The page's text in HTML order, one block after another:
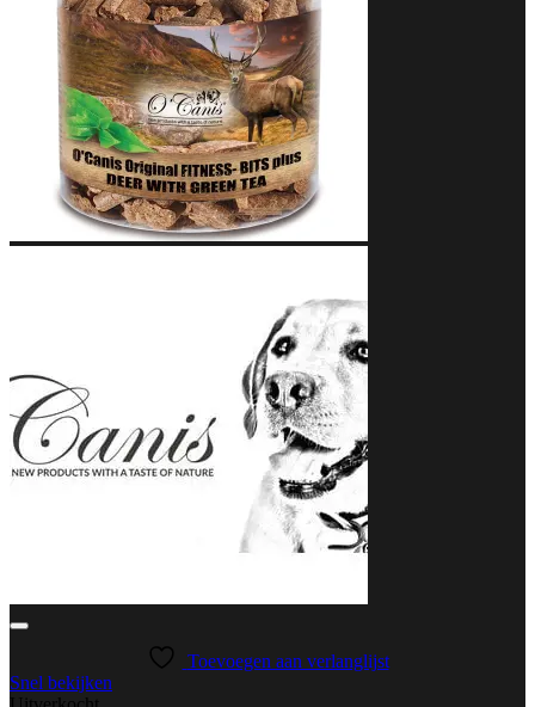
Toevoegen aan verlanglijst
Snel bekijken